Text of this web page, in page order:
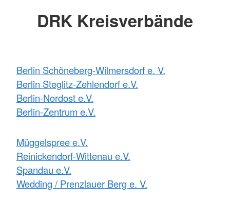
DRK Kreisverbände
Berlin Schöneberg-Wilmersdorf e. V.
Berlin Steglitz-Zehlendorf e.V.
Berlin-Nordost e.V.
Berlin-Zentrum e.V.
Müggelspree e.V.
Reinickendorf-Wittenau e.V.
Spandau e.V.
Wedding / Prenzlauer Berg e. V.